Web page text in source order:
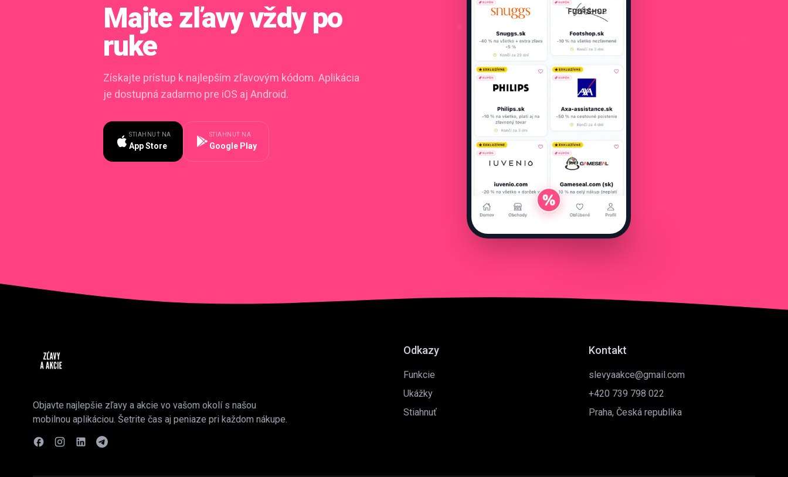
Majte zľavyvždy po
ruke
Získajte prístup k najlepším zľavovým kódom. Aplikácia
je dostupná zadarmo pre iOS aj Android.
STIAHNUŤ NA
App Store
STIAHNUŤ NA
Google Play
Objavte najlepšie zľavy a akcie vo vašom okolí s našou
mobilnou aplikáciou. Šetrite čas aj peniaze pri každom nákupe.
Odkazy
Funkcie
Ukážky
Stiahnuť
Kontakt
slevyaakce@gmail.com
+420 739 798 022
Praha, Česká republika